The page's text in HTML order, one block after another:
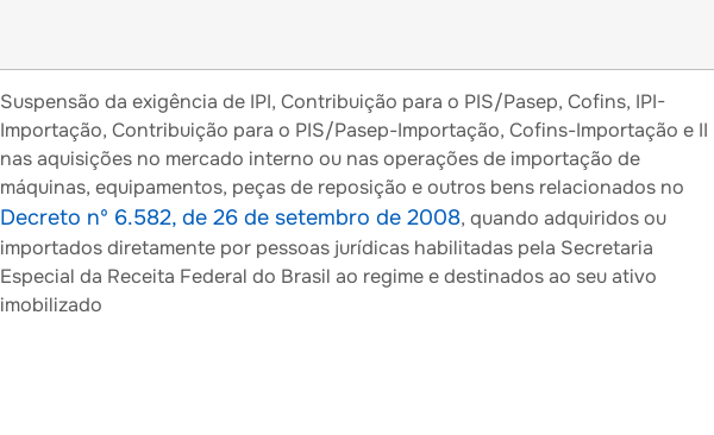
Suspensão da exigência de IPI, Contribuição para o PIS/Pasep, Cofins, IPI-
Importação, Contribuição para o PIS/Pasep-Importação, Cofins-Importação e II
nas aquisições no mercado interno ou nas operações de importação de
máquinas, equipamentos, peças de reposição e outros bens relacionados no
Decreto nº 6.582, de 26 de setembro de 2008, quando adquiridos ou
importados diretamente por pessoas jurídicas habilitadas pela Secretaria
Especial da Receita Federal do Brasil ao regime e destinados ao seu ativo
imobilizado